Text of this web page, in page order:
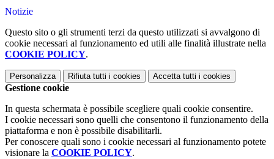
Notizie
Questo sito o gli strumenti terzi da questo utilizzati si avvalgono di
cookie necessari al funzionamento ed utili alle finalità illustrate nella
COOKIE POLICY.
Personalizza Rifiuta tutti i cookies Accetta tutti i cookies
Gestione cookie
In questa schermata è possibile scegliere quali cookie consentire.
I cookie necessari sono quelli che consentono il funzionamento della
piattaforma e non è possibile disabilitarli.
Per conoscere quali sono i cookie necessari al funzionamento potete
visionare la COOKIE POLICY.